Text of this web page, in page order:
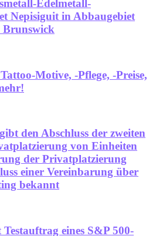
Edelmetall-
Nepisiguit in Abbaugebiet
Brunswick
Motive, -Pflege, -Preise,
den Abschluss der zweiten
von Einheiten
der Privatplatzierung
einer Vereinbarung über
bekannt
eines S&P 500-